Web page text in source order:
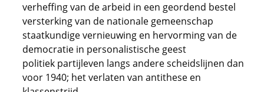
verheffing van de arbeid in een geordend bestel
versterking van de nationale gemeenschap
staatkundige vernieuwing en hervorming van de
democratie in personalistische geest
politiek partijleven langs andere scheidslijnen dan
voor 1940; het verlaten van antithese en